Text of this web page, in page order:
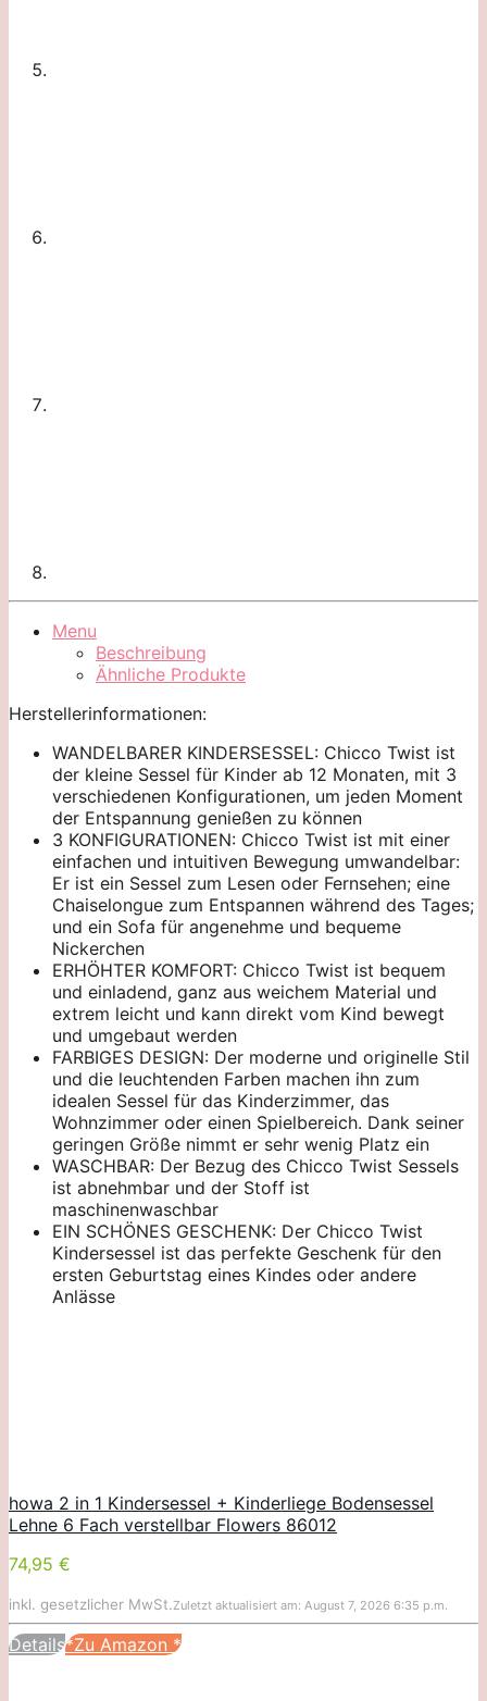
Menu
Beschreibung
Ähnliche Produkte
Herstellerinformationen:
WANDELBARER KINDERSESSEL: Chicco Twist ist
der kleine Sessel für Kinder ab 12 Monaten, mit 3
verschiedenen Konfigurationen, um jeden Moment
der Entspannung genießen zu können
3 KONFIGURATIONEN: Chicco Twist ist mit einer
einfachen und intuitiven Bewegung umwandelbar:
Er ist ein Sessel zum Lesen oder Fernsehen; eine
Chaiselongue zum Entspannen während des Tages;
und ein Sofa für angenehme und bequeme
Nickerchen
ERHÖHTER KOMFORT: Chicco Twist ist bequem
und einladend, ganz aus weichem Material und
extrem leicht und kann direkt vom Kind bewegt
und umgebaut werden
FARBIGES DESIGN: Der moderne und originelle Stil
und die leuchtenden Farben machen ihn zum
idealen Sessel für das Kinderzimmer, das
Wohnzimmer oder einen Spielbereich. Dank seiner
geringen Größe nimmt er sehr wenig Platz ein
WASCHBAR: Der Bezug des Chicco Twist Sessels
ist abnehmbar und der Stoff ist
maschinenwaschbar
EIN SCHÖNES GESCHENK: Der Chicco Twist
Kindersessel ist das perfekte Geschenk für den
ersten Geburtstag eines Kindes oder andere
Anlässe
howa 2 in 1 Kindersessel + Kinderliege Bodensessel
Lehne 6 Fach verstellbar Flowers 86012
74,95 €
inkl. gesetzlicher MwSt.Zuletzt aktualisiert am: August 7, 2026 6:35 p.m.
Details*Zu Amazon *